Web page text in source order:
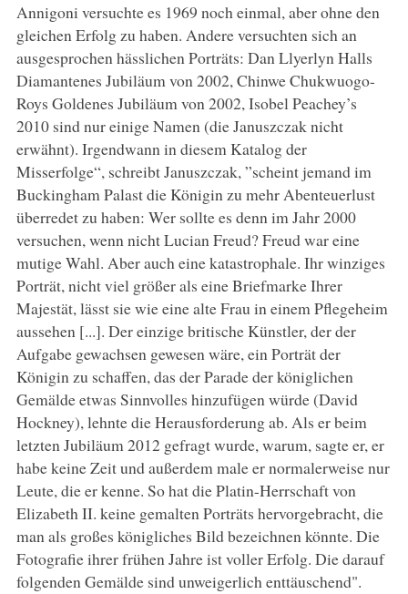
Annigoni versuchte es 1969 noch einmal, aber ohne den
gleichen Erfolg zu haben. Andere versuchten sich an
ausgesprochen hässlichen Porträts: Dan Llyerlyn Halls
Diamantenes Jubiläum von 2002, Chinwe Chukwuogo-
Roys Goldenes Jubiläum von 2002, Isobel Peachey’s
2010 sind nur einige Namen (die Januszczak nicht
erwähnt). Irgendwann in diesem Katalog der
Misserfolge“, schreibt Januszczak, ”scheint jemand im
Buckingham Palast die Königin zu mehr Abenteuerlust
überredet zu haben: Wer sollte es denn im Jahr 2000
versuchen, wenn nicht Lucian Freud? Freud war eine
mutige Wahl. Aber auch eine katastrophale. Ihr winziges
Porträt, nicht viel größer als eine Briefmarke Ihrer
Majestät, lässt sie wie eine alte Frau in einem Pflegeheim
aussehen [...]. Der einzige britische Künstler, der der
Aufgabe gewachsen gewesen wäre, ein Porträt der
Königin zu schaffen, das der Parade der königlichen
Gemälde etwas Sinnvolles hinzufügen würde (David
Hockney), lehnte die Herausforderung ab. Als er beim
letzten Jubiläum 2012 gefragt wurde, warum, sagte er, er
habe keine Zeit und außerdem male er normalerweise nur
Leute, die er kenne. So hat die Platin-Herrschaft von
Elizabeth II. keine gemalten Porträts hervorgebracht, die
man als großes königliches Bild bezeichnen könnte. Die
Fotografie ihrer frühen Jahre ist voller Erfolg. Die darauf
folgenden Gemälde sind unweigerlich enttäuschend".